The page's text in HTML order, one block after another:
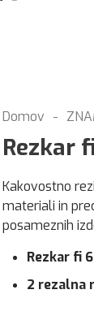
Domov -
Rezkar
Kakovostno
materiali in
posameznih
Rezkar fi
2 rezalna